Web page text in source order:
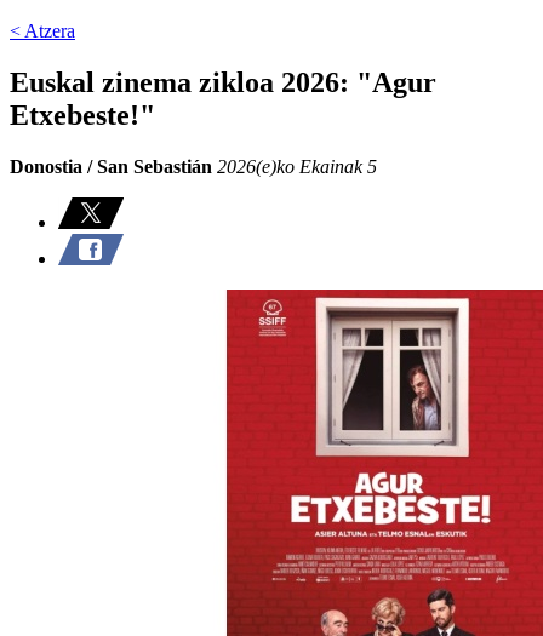
< Atzera
Euskal zinema zikloa 2026: "Agur
Etxebeste!"
Donostia / San Sebastián 2026(e)ko Ekainak 5